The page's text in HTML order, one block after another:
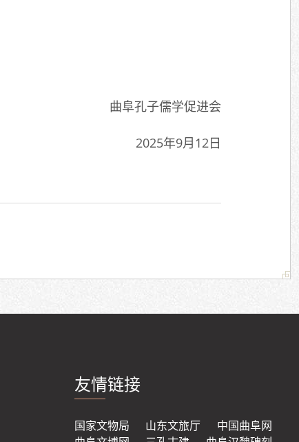
曲阜孔子儒学促进会
2025年9月12日
友情链接
国家文物局 山东文旅厅
中国曲阜网